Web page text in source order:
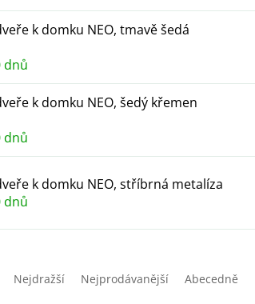
k domku NEO, tmavě šedá
dnů
k domku NEO, šedý křemen
dnů
k domku NEO, stříbrná metalíza
dnů
Nejdražší Nejprodávanější Abecedně